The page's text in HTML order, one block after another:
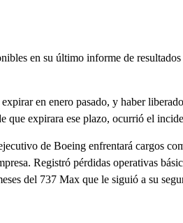
en su último informe de
en enero pasado, y haber
que expirara ese plazo, ocurrió el
de Boeing enfrentará cargos
Registró pérdidas operativas
del 737 Max que le siguió a su